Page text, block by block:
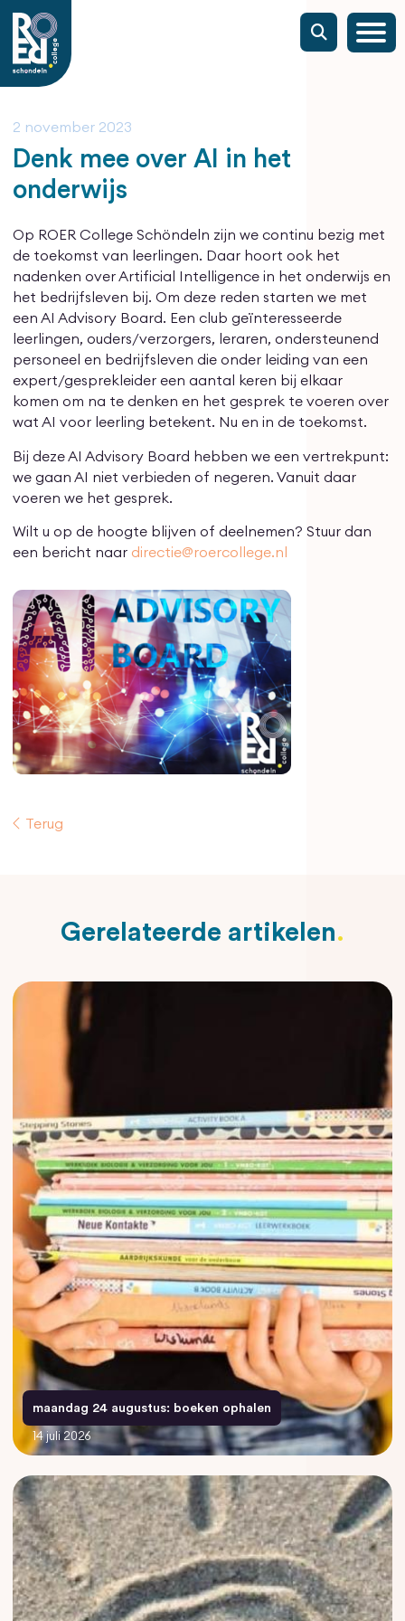
2 november 2023
Denk mee over AI in het
onderwijs
Op ROER College Schöndeln zijn we continu bezig met
de toekomst van leerlingen. Daar hoort ook het
nadenken over Artificial Intelligence in het onderwijs en
het bedrijfsleven bij. Om deze reden starten we met
een AI Advisory Board. Een club geïnteresseerde
leerlingen, ouders/verzorgers, leraren, ondersteunend
personeel en bedrijfsleven die onder leiding van een
expert/gesprekleider een aantal keren bij elkaar
komen om na te denken en het gesprek te voeren over
wat AI voor leerling betekent. Nu en in de toekomst.
Bij deze AI Advisory Board hebben we een vertrekpunt:
we gaan AI niet verbieden of negeren. Vanuit daar
voeren we het gesprek.
Wilt u op de hoogte blijven of deelnemen? Stuur dan
een bericht naar directie@roercollege.nl
Terug
Gerelateerde artikelen
maandag 24 augustus: boeken ophalen
14 juli 2026